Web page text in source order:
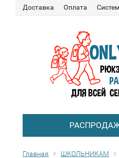
Доставка Оплата
Главная ШКОЛЬНИКАМ